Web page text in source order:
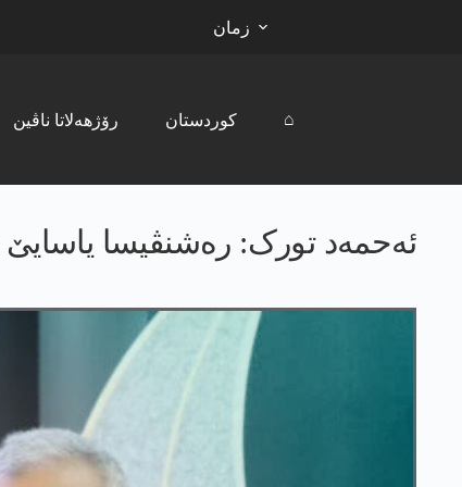
زمان
رۆژھەلاتا ناڤین کوردستان ⌂
ئه‌حمه‌د تورک: رەشنڤیسا